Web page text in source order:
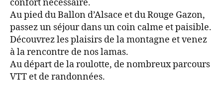
confort nécessaire.
Au pied du Ballon d’Alsace et du Rouge Gazon,
passez un séjour dans un coin calme et paisible.
Découvrez les plaisirs de la montagne et venez
à la rencontre de nos lamas.
Au départ de la roulotte, de nombreux parcours
VTT et de randonnées.